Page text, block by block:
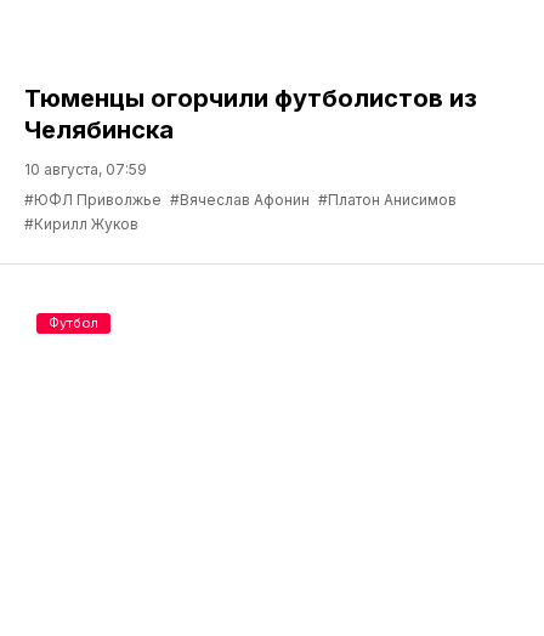
Тюменцы огорчили футболистов из
Челябинска
10 августа, 07:59
#ЮФЛ Приволжье #Вячеслав Афонин #Платон Анисимов
#Кирилл Жуков
Футбол